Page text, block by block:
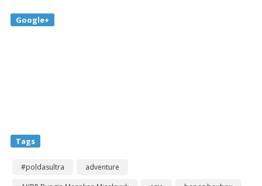
Google+
Tags
#poldasultra
adventure